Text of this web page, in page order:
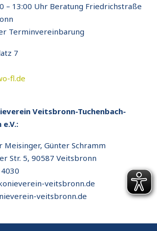
– 13:00 Uhr Beratung Friedrichstraße
Terminvereinbarung
7
fl.de
Veitsbronn-Tuchenbach-
Meisinger, Günter Schramm
Str. 5, 90587 Veitsbronn
veitsbronn.de
veitsbronn.de